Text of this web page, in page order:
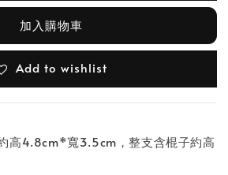
加入購物車
Add to wishlist
高4.8cm*寬3.5cm，整支含棍子約高